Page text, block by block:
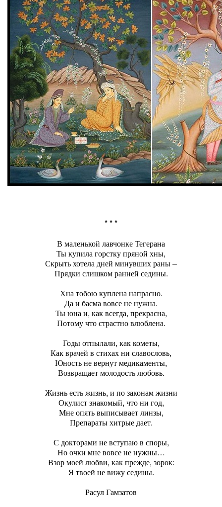
* * *
В маленькой лавчонке Тегерана
Ты купила горстку пряной хны,
Скрыть хотела дней минувших раны –
Прядки слишком ранней седины.
Хна тобою куплена напрасно.
Да и басма вовсе не нужна.
Ты юна и, как всегда, прекрасна,
Потому что страстно влюблена.
Годы отпылали, как кометы,
Как врачей в стихах ни славословь,
Юность не вернут медикаменты,
Возвращает молодость любовь.
Жизнь есть жизнь, и по законам жизни
Окулист знакомый, что ни год,
Мне опять выписывает линзы,
Препараты хитрые дает.
С докторами не вступаю в споры,
Но очки мне вовсе не нужны…
Взор моей любви, как прежде, зорок:
Я твоей не вижу седины.
Расул Гамзатов